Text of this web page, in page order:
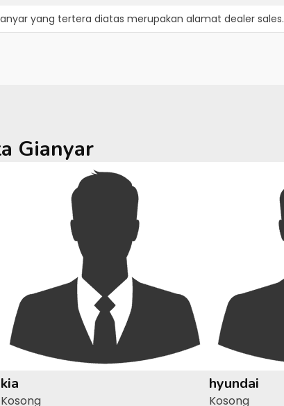
yang tertera diatas merupakan alamat dealer sales.
Gianyar
kia
Kosong
hyundai
Kosong